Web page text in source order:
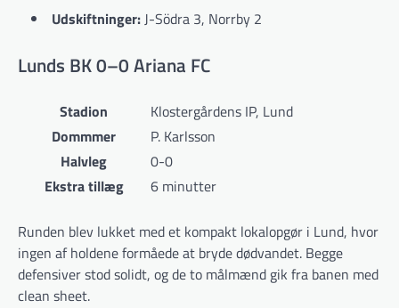
Udskiftninger: J-Södra 3, Norrby 2
Lunds BK 0–0 Ariana FC
Stadion
Klostergårdens IP, Lund
Dommmer
P. Karlsson
Halvleg
0-0
Ekstra tillæg
6 minutter
Runden blev lukket med et kompakt lokalopgør i Lund, hvor
ingen af holdene formåede at bryde dødvandet. Begge
defensiver stod solidt, og de to målmænd gik fra banen med
clean sheet.